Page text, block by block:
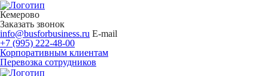
Кемерово
Заказать звонок
info@busforbusiness.ru E-mail
+7 (995) 222-48-00
Корпоративным клиентам
Перевозка сотрудников